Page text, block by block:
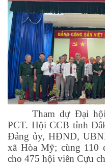
Tham dự Đại
PCT. Hội CCB tỉnh
Đảng ủy, HĐND,
xã Hòa Mỹ; cùng 110
cho 475 hội viên Cựu